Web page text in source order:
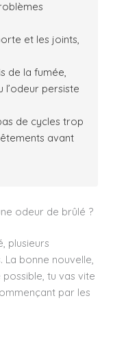
et les joints,
de la fumée,
l’odeur persiste
de cycles trop
avant
odeur de brûlé ?
plusieurs
bonne nouvelle,
possible, tu vas vite
par les